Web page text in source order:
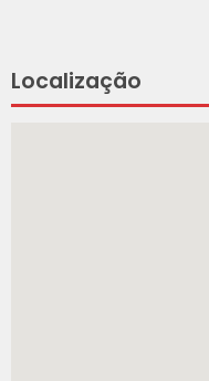
Localização